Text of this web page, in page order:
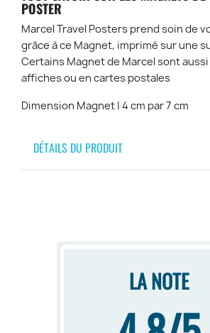
POSTER
Marcel Travel Posters prend soin de
grâce à ce Magnet, imprimé sur une
Certains Magnet de Marcel sont
affiches ou en cartes postales
Dimension Magnet | 4 cm par 7 cm
DÉTAILS DU PRODUIT
LA NOTE